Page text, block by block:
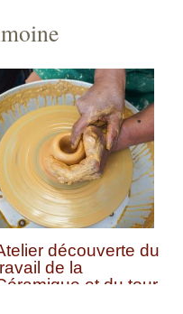
découverte du
de la
et du tour